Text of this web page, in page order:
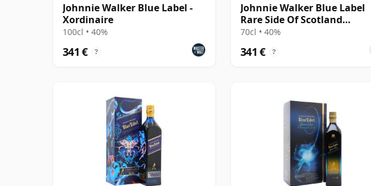
Johnnie Walker Blue Label -
Xordinaire
100cl • 40%
341 € ?
Johnnie Walker Blue Label
Rare Side Of Scotland
'Timorous Beastie
70cl • 40%
341 € ?